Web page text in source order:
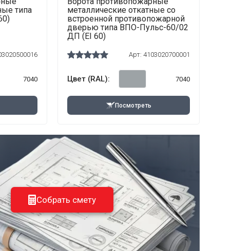
типа
7040
металлические откатные со
встроенной противопожарной
дверью типа ВПО-Пульс-60/02
ДП (EI 60)
Арт: 4103020700001
Цвет (RAL): 7040
Посмотреть
Собрать смету